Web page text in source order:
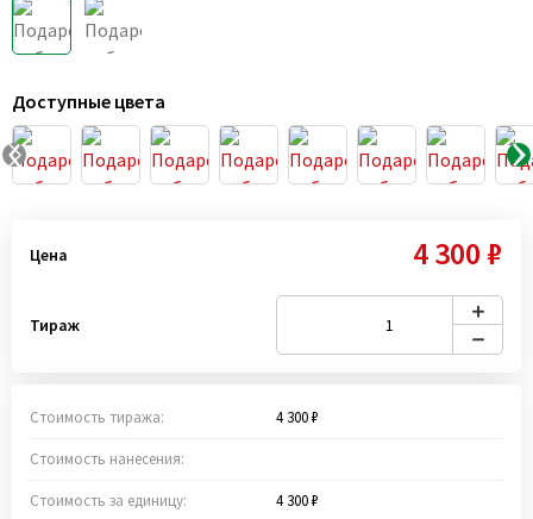
Доступные цвета
Цена 4 300 ₽
Тираж
Стоимость тиража: 4 300 ₽
Стоимость нанесения:
Стоимость за единицу: 4 300 ₽